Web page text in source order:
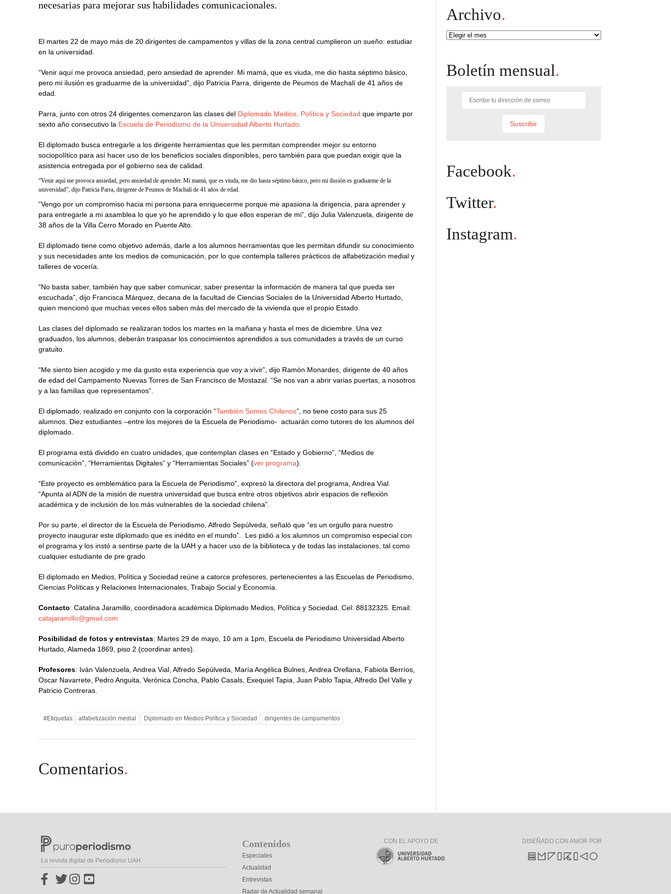
necesarias para mejorar sus habilidades comunicacionales.
El martes 22 de mayo más de 20 dirigentes de campamentos y villas de la zona central cumplieron un sueño: estudiar
en la universidad.
“Venir aquí me provoca ansiedad, pero ansiedad de aprender. Mi mamá, que es viuda, me dio hasta séptimo básico,
pero mi ilusión es graduarme de la universidad”, dijo Patricia Parra, dirigente de Peumos de Machalí de 41 años de
edad.
Parra, junto con otros 24 dirigentes comenzaron las clases del Diplomado Medios, Política y Sociedad que imparte por
sexto año consecutivo la Escuela de Periodismo de la Universidad Alberto Hurtado
El diplomado busca entregarle a los dirigente herramientas que les permitan comprender mejor su entorno
sociopolítico para así hacer uso de los beneficios sociales disponibles, pero también para que puedan exigir que la
asistencia entregada por el gobierno sea de calidad.
“Venir aquí me provoca ansiedad, pero ansiedad de aprender. Mi mamá, que es viuda, me dio hasta séptimo básico, pero mi ilusión es graduarme de la
universidad”, dijo Patricia Parra, dirigente de Peumos de Machalí de 41 años de edad.
“Vengo por un compromiso hacia mi persona para enriquecerme porque me apasiona la dirigencia, para aprender y
para entregarle a mi asamblea lo que yo he aprendido y lo que ellos esperan de mi”, dijo Julia Valenzuela, dirigente de
38 años de la Villa Cerro Morado en Puente Alto.
El diplomado tiene como objetivo además, darle a los alumnos herramientas que les permitan difundir su conocimiento
y sus necesidades ante los medios de comunicación, por lo que contempla talleres prácticos de alfabetización medial y
talleres de vocería.
“No basta saber, también hay que saber comunicar, saber presentar la información de manera tal que pueda ser
escuchada”, dijo Francisca Márquez, decana de la facultad de Ciencias Sociales de la Universidad Alberto Hurtado,
quien mencionó que muchas veces ellos saben más del mercado de la vivienda que el propio Estado.
Las clases del diplomado se realizaran todos los martes en la mañana y hasta el mes de diciembre. Una vez
graduados, los alumnos, deberán traspasar los conocimientos aprendidos a sus comunidades a través de un curso
gratuito.
“Me siento bien acogido y me da gusto esta experiencia que voy a vivir”, dijo Ramón Monardes, dirigente de 40 años
de edad del Campamento Nuevas Torres de San Francisco de Mostazal. “Se nos van a abrir varias puertas, a nosotros
y a las familias que representamos”.
El diplomado, realizado en conjunto con la corporación “También Somos Chilenos”, no tiene costo para sus 25
alumnos. Diez estudiantes –entre los mejores de la Escuela de Periodismo- actuarán como tutores de los alumnos del
diplomado.
El programa está dividido en cuatro unidades, que contemplan clases en “Estado y Gobierno”, “Medios de
comunicación”, “Herramientas Digitales” y “Herramientas Sociales” (ver programa).
“Este proyecto es emblemático para la Escuela de Periodismo”, expresó la directora del programa, Andrea Vial.
“Apunta al ADN de la misión de nuestra universidad que busca entre otros objetivos abrir espacios de reflexión
académica y de inclusión de los más vulnerables de la sociedad chilena”.
Por su parte, el director de la Escuela de Periodismo, Alfredo Sepúlveda, señaló que “es un orgullo para nuestro
proyecto inaugurar este diplomado que es inédito en el mundo”. Les pidió a los alumnos un compromiso especial con
el programa y los instó a sentirse parte de la UAH y a hacer uso de la biblioteca y de todas las instalaciones, tal como
cualquier estudiante de pre grado.
El diplomado en Medios, Política y Sociedad reúne a catorce profesores, pertenecientes a las Escuelas de Periodismo,
Ciencias Políticas y Relaciones Internacionales, Trabajo Social y Economía.
Contacto: Catalina Jaramillo, coordinadora académica Diplomado Medios, Política y Sociedad. Cel: 88132325. Email:
catajaramillo@gmail.com
Posibilidad de fotos y entrevistas: Martes 29 de mayo, 10 am a 1pm, Escuela de Periodismo Universidad Alberto
Hurtado, Alameda 1869, piso 2 (coordinar antes).
Profesores: Iván Valenzuela, Andrea Vial, Alfredo Sepúlveda, María Angélica Bulnes, Andrea Orellana, Fabiola Berríos,
Oscar Navarrete, Pedro Anguita, Verónica Concha, Pablo Casals, Exequiel Tapia, Juan Pablo Tapia, Alfredo Del Valle y
Patricio Contreras.
#Etiquetas: alfabetización medial Diplomado en Medios Política y Sociedad dirigentes de campamentos
Comentarios.
Archivo.
Archivo
Boletín mensual.
Facebook.
Twitter.
Instagram.
La revista digital de Periodismo UAH.
Contenidos
Especiales
Actualidad
Entrevistas
Radar de Actualidad semanal
CON EL APOYO DE DISEÑADO CON AMOR POR